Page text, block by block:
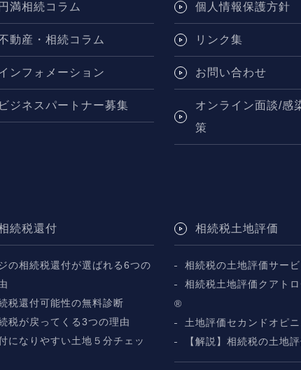
円満相続コラム
動産・相続コラム
ンフォメーション
ビジネスパートナー募集
個人情報保護方針
リンク集
お問い合わせ
オンライン面談/感
策
続税還付
の相続税還付が選ばれる6つの
税還付可能性の無料診断
税が戻ってくる3つの理由
になりやすい土地５分チェッ
相続税土地評価
相続税の土地評価サービ
相続税土地評価クアト
®
土地評価セカンドオピ
【解説】相続税の土地